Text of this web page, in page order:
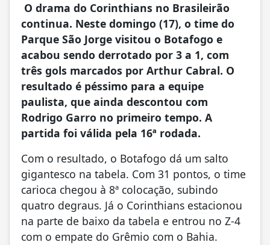
O drama do Corinthians no Brasileirão
continua. Neste domingo (17), o time do
Parque São Jorge visitou o Botafogo e
acabou sendo derrotado por 3 a 1, com
três gols marcados por Arthur Cabral. O
resultado é péssimo para a equipe
paulista, que ainda descontou com
Rodrigo Garro no primeiro tempo. A
partida foi válida pela 16ª rodada.
Com o resultado, o Botafogo dá um salto
gigantesco na tabela. Com 31 pontos, o time
carioca chegou à 8ª colocação, subindo
quatro degraus. Já o Corinthians estacionou
na parte de baixo da tabela e entrou no Z-4
com o empate do Grêmio com o Bahia.